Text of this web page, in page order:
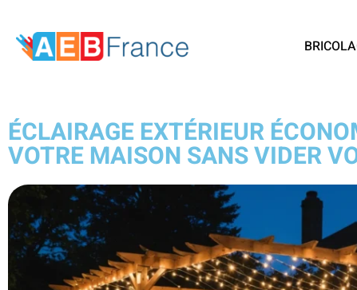
ÉCLAIRAGE EXTÉRIEUR
VOTRE MAISON SANS VIDER